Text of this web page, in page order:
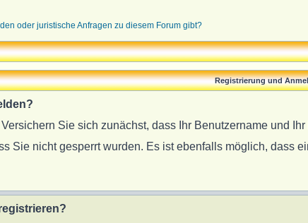
oder juristische Anfragen zu diesem Forum gibt?
Registrierung und
Sie sich zunächst, dass Ihr Benutzername und
Sie nicht gesperrt wurden. Es ist ebenfalls möglich, dass